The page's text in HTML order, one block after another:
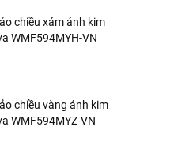
chiều xám ánh kim
WMF594MYH-VN
chiều vàng ánh kim
WMF594MYZ-VN